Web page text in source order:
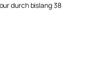
durch bislang 38